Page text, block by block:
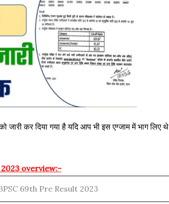
जारी कर दिया गया है यदि आप भी इस एग्जाम में भाग लिए थे
2023 overview:-
69th Pre Result 2023